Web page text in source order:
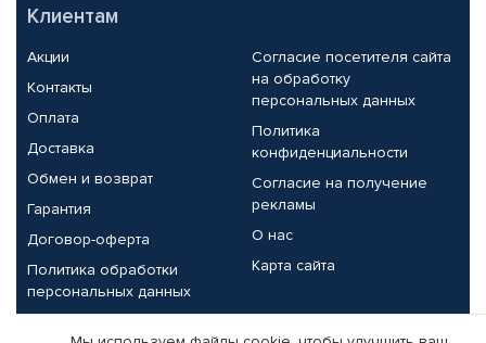
Клиентам
Акции
Контакты
Оплата
Доставка
Обмен и возврат
Гарантия
Договор-оферта
Политика обработки
персональных данных
Согласие посетителя сайта
на обработку
персональных данных
Политика
конфиденциальности
Согласие на получение
рекламы
О нас
Карта сайта